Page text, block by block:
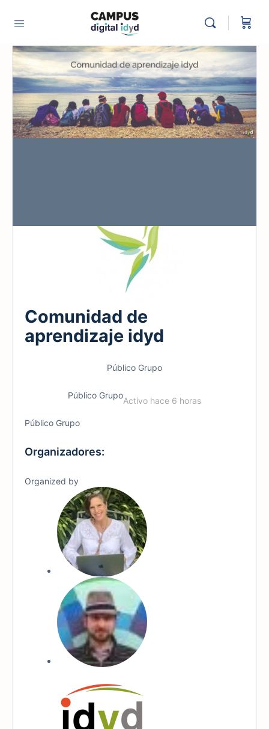
Comunidad de
aprendizaje idyd
Público Grupo
Público GrupoActivo hace 6 horas
Público Grupo
Organizadores:
Organized by